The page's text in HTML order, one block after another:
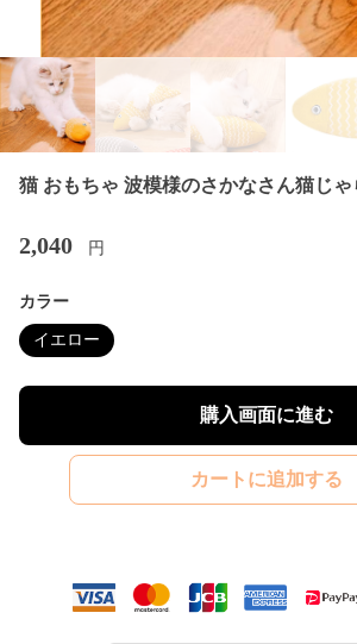
猫 おもちゃ 波模様のさかなさん猫じゃ
2,040 円
カラー
イエロー
購入画面に進む
カートに追加する